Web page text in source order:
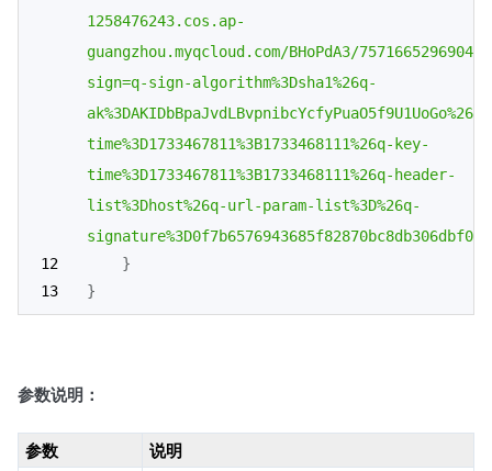
1258476243.cos.ap-
guangzhou.myqcloud.com/BHoPdA3/
sign=q-sign-algorithm%3Dsha1%26q-
time%3D1733467811%3B1733468111%26q-key-
time%3D1733467811%3B1733468111%26q-header-
list%3Dhost%26q-url-param-list%3D%26q-
}
}
参数说明：
参数 说明